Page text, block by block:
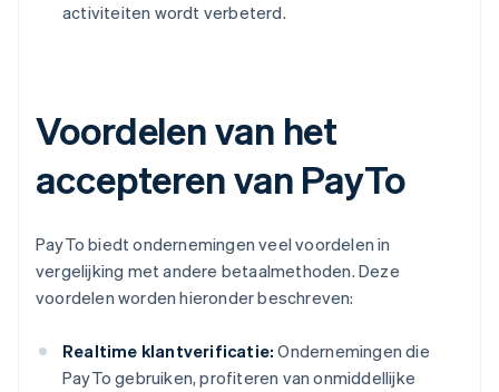
activiteiten wordt verbeterd.
Voordelen van het
accepteren van PayTo
PayTo biedt ondernemingen veel voordelen in
vergelijking met andere betaalmethoden. Deze
voordelen worden hieronder beschreven:
Realtime klantverificatie: Ondernemingen die
PayTo gebruiken, profiteren van onmiddellijke